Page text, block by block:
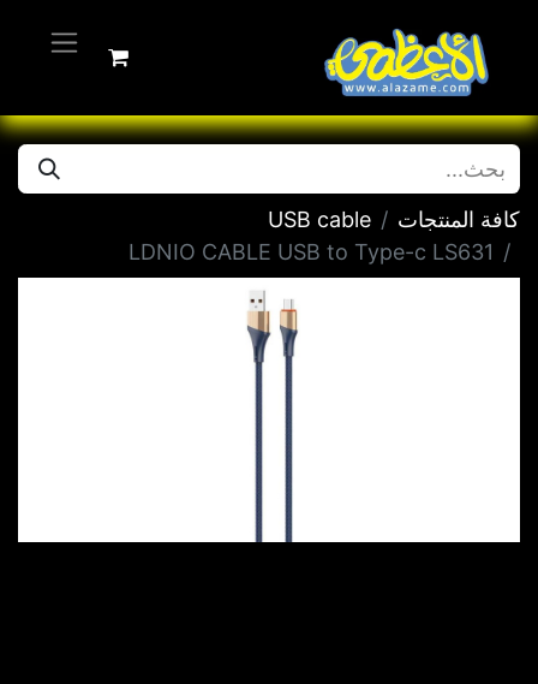
كافة المنتجات
USB cable
LDNIO CABLE USB to Type-c LS631